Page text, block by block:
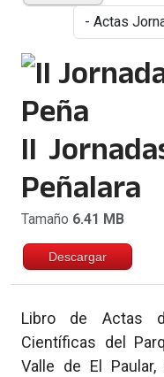
II
Peñalara
Tamaño 6.41 MB
Descargar
Libro de Actas
Científicas del
Valle de El